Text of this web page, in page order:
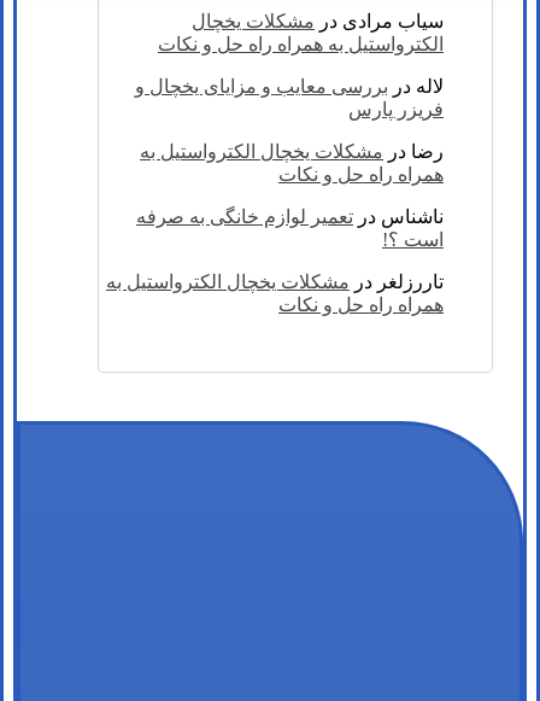
سیاب مرادی در مشکلات یخچال
الکترواستیل به همراه راه حل و نکات
لاله در بررسی معایب و مزایای یخچال و
فریزر پارس
رضا در مشکلات یخچال الکترواستیل به
همراه راه حل و نکات
ناشناس در تعمیر لوازم خانگی به صرفه
است ؟!
تاررزلغر در مشکلات یخچال الکترواستیل به
همراه راه حل و نکات